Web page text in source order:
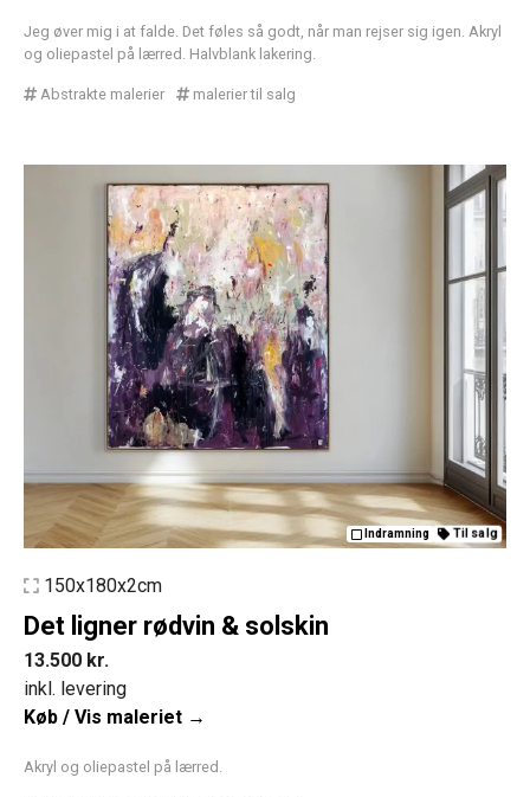
Jeg øver mig i at falde. Det føles så godt, når man rejser sig igen. Akryl
og oliepastel på lærred. Halvblank lakering.
Abstrakte malerier malerier til salg
Indramning Til salg
150x180x2cm
Det ligner rødvin & solskin
13.500 kr.
inkl. levering
Køb / Vis maleriet →
Akryl og oliepastel på lærred.